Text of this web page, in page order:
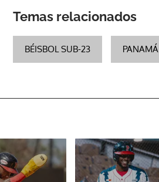
Temas relacionados
BÉISBOL SUB-23 PANAMÁ